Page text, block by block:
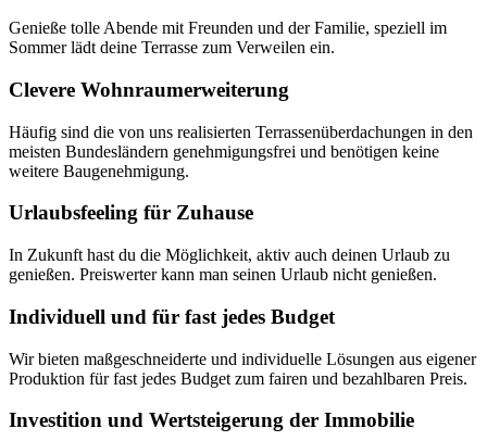
Genieße tolle Abende mit Freunden und der Familie, speziell im
Sommer lädt deine Terrasse zum Verweilen ein.
Clevere Wohnraumerweiterung
Häufig sind die von uns realisierten Terrassenüberdachungen in den
meisten Bundesländern genehmigungsfrei und benötigen keine
weitere Baugenehmigung.
Urlaubsfeeling für Zuhause
In Zukunft hast du die Möglichkeit, aktiv auch deinen Urlaub zu
genießen. Preiswerter kann man seinen Urlaub nicht genießen.
Individuell und für fast jedes Budget
Wir bieten maßgeschneiderte und individuelle Lösungen aus eigener
Produktion für fast jedes Budget zum fairen und bezahlbaren Preis.
Investition und Wertsteigerung der Immobilie